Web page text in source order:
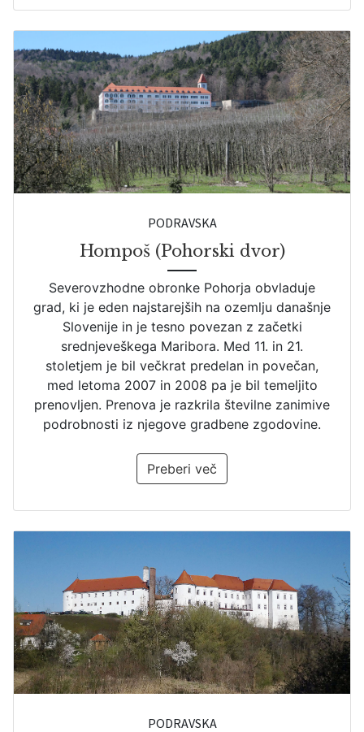
PODRAVSKA
Hompoš (Pohorski dvor)
Severovzhodne obronke Pohorja obvladuje
grad, ki je eden najstarejših na ozemlju današnje
Slovenije in je tesno povezan z začetki
srednjeveškega Maribora. Med 11. in 21.
stoletjem je bil večkrat predelan in povečan,
med letoma 2007 in 2008 pa je bil temeljito
prenovljen. Prenova je razkrila številne zanimive
podrobnosti iz njegove gradbene zgodovine.
Preberi več
PODRAVSKA